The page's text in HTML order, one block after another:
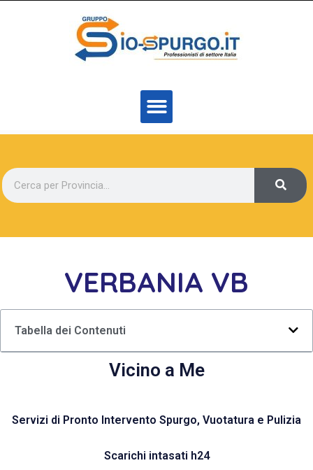
VERBANIA VB
Tabella dei Contenuti
Vicino a Me
Servizi di Pronto Intervento Spurgo, Vuotatura e Pulizia
Scarichi intasati h24